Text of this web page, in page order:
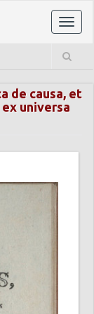
de causa, et
universa